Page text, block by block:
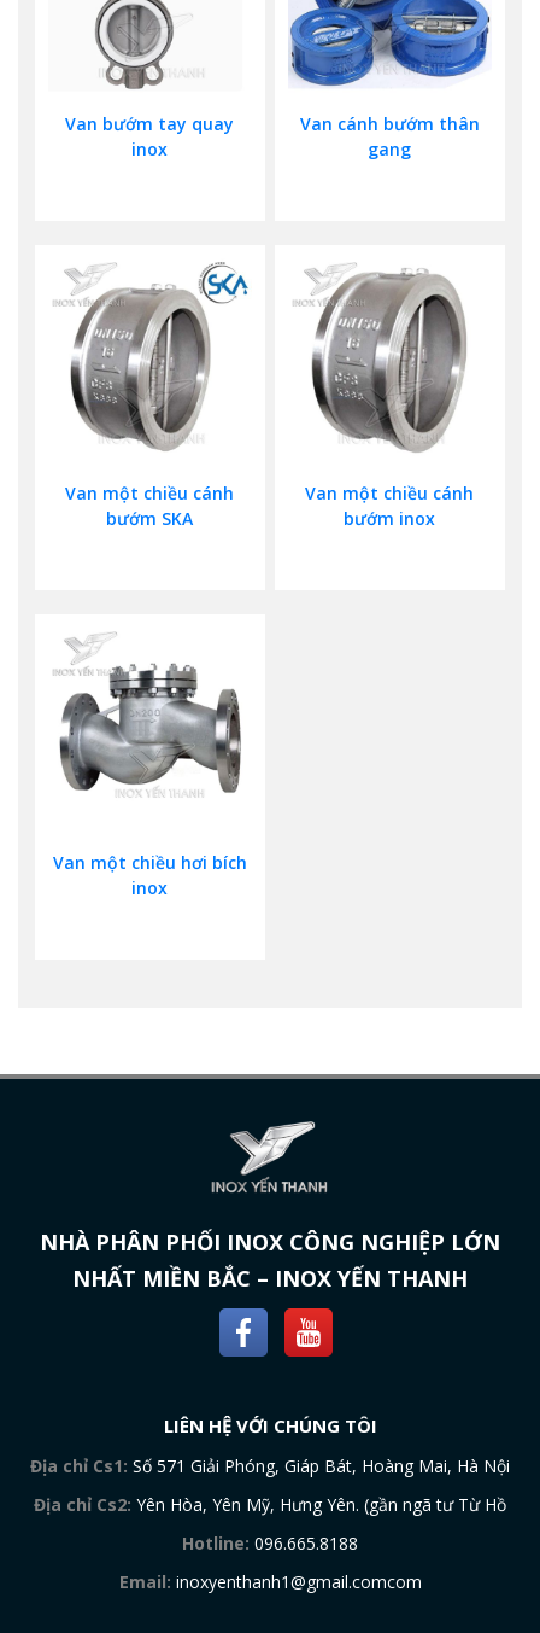
Van bướm tay quay
inox
Van cánh bướm thân
gang
Van một chiều cánh
bướm SKA
Van một chiều cánh
bướm inox
Van một chiều hơi bích
inox
NHÀ PHÂN PHỐI INOX CÔNG NGHIỆP LỚN
NHẤT MIỀN BẮC – INOX YẾN THANH
LIÊN HỆ VỚI CHÚNG TÔI
Địa chỉ Cs1: Số 571 Giải Phóng, Giáp Bát, Hoàng Mai, Hà Nội
Địa chỉ Cs2: Yên Hòa, Yên Mỹ, Hưng Yên. (gần ngã tư Từ Hồ
Hotline: 096.665.8188
Email: inoxyenthanh1@gmail.comcom